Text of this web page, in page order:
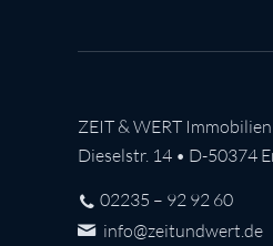
ZEIT & WERT
Dieselstr. 14 • D-50374
02235 – 92 92 60
info@zeitundwert.de